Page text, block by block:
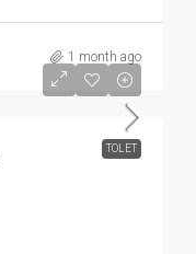
1 month ago
TOLET